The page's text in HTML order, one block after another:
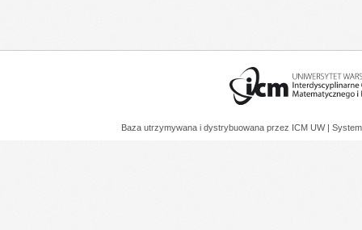
Baza utrzymywana i dystrybuowana przez ICM UW |